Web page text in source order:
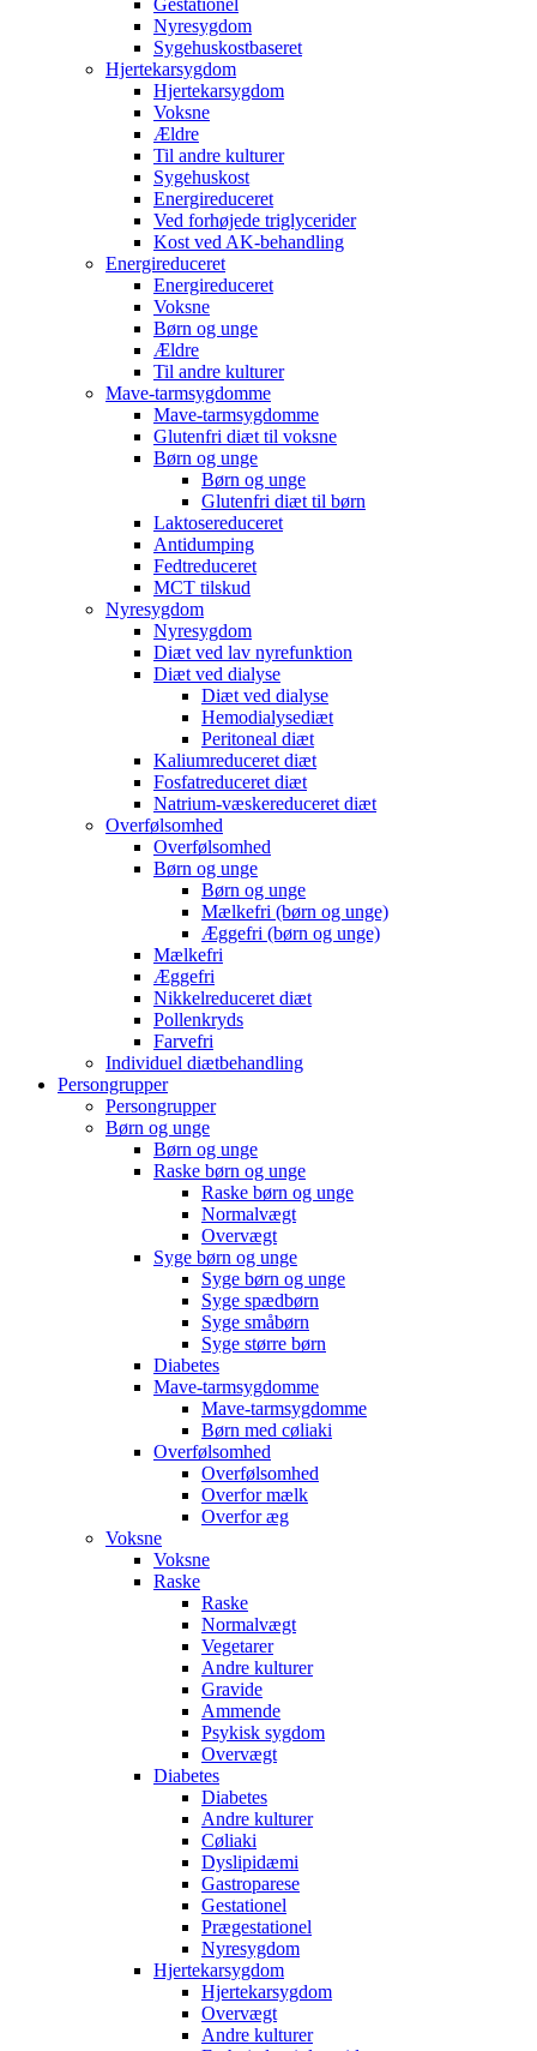
Gestationel
Nyresygdom
Sygehuskostbaseret
Hjertekarsygdom
Hjertekarsygdom
Voksne
Ældre
Til andre kulturer
Sygehuskost
Energireduceret
Ved forhøjede triglycerider
Kost ved AK-behandling
Energireduceret
Energireduceret
Voksne
Børn og unge
Ældre
Til andre kulturer
Mave-tarmsygdomme
Mave-tarmsygdomme
Glutenfri diæt til voksne
Børn og unge
Børn og unge
Glutenfri diæt til børn
Laktosereduceret
Antidumping
Fedtreduceret
MCT tilskud
Nyresygdom
Nyresygdom
Diæt ved lav nyrefunktion
Diæt ved dialyse
Diæt ved dialyse
Hemodialysediæt
Peritoneal diæt
Kaliumreduceret diæt
Fosfatreduceret diæt
Natrium-væskereduceret diæt
Overfølsomhed
Overfølsomhed
Børn og unge
Børn og unge
Mælkefri (børn og unge)
Æggefri (børn og unge)
Mælkefri
Æggefri
Nikkelreduceret diæt
Pollenkryds
Farvefri
Individuel diætbehandling
Persongrupper
Persongrupper
Børn og unge
Børn og unge
Raske børn og unge
Raske børn og unge
Normalvægt
Overvægt
Syge børn og unge
Syge børn og unge
Syge spædbørn
Syge småbørn
Syge større børn
Diabetes
Mave-tarmsygdomme
Mave-tarmsygdomme
Børn med cøliaki
Overfølsomhed
Overfølsomhed
Overfor mælk
Overfor æg
Voksne
Voksne
Raske
Raske
Normalvægt
Vegetarer
Andre kulturer
Gravide
Ammende
Psykisk sygdom
Overvægt
Diabetes
Diabetes
Andre kulturer
Cøliaki
Dyslipidæmi
Gastroparese
Gestationel
Prægestationel
Nyresygdom
Hjertekarsygdom
Hjertekarsygdom
Overvægt
Andre kulturer